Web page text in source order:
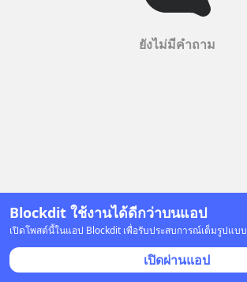
Blockdit ใช้งานได้ดีกว่าบนแอป
เปิดโพสต์นี้ในแอป Blockdit เพื่อรับประสบการณ์เต็มรูปแบบ
เปิดผ่านแอป
ยังไม่มีคำถาม